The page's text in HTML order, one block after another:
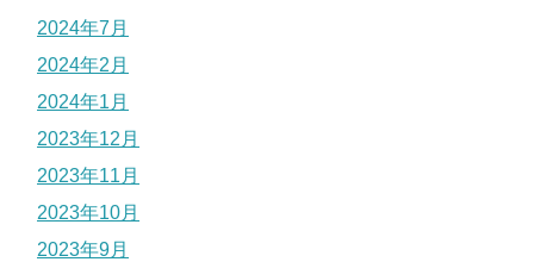
2024年7月
2024年2月
2024年1月
2023年12月
2023年11月
2023年10月
2023年9月